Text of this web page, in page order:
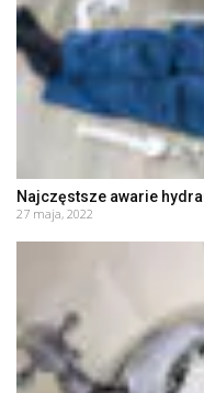
Najczęstsze awarie
27 maja, 2022